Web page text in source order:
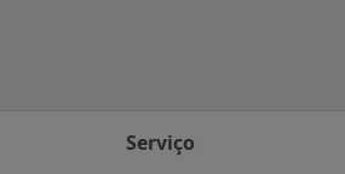
Serviço